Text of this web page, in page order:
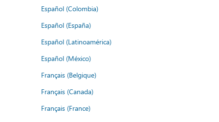
Español (Colombia)
Español (España)
Español (Latinoamérica)
Español (México)
Français (Belgique)
Français (Canada)
Français (France)